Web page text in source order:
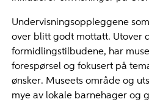
Undervisningsoppleggene
over blitt godt mottatt. Utover
formidlingstilbudene, har
forespørsel og fokusert på
ønsker. Museets område og
mye av lokale barnehager og